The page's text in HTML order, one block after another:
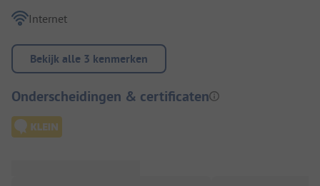
Internet
Bekijk alle 3 kenmerken
Onderscheidingen & certificaten